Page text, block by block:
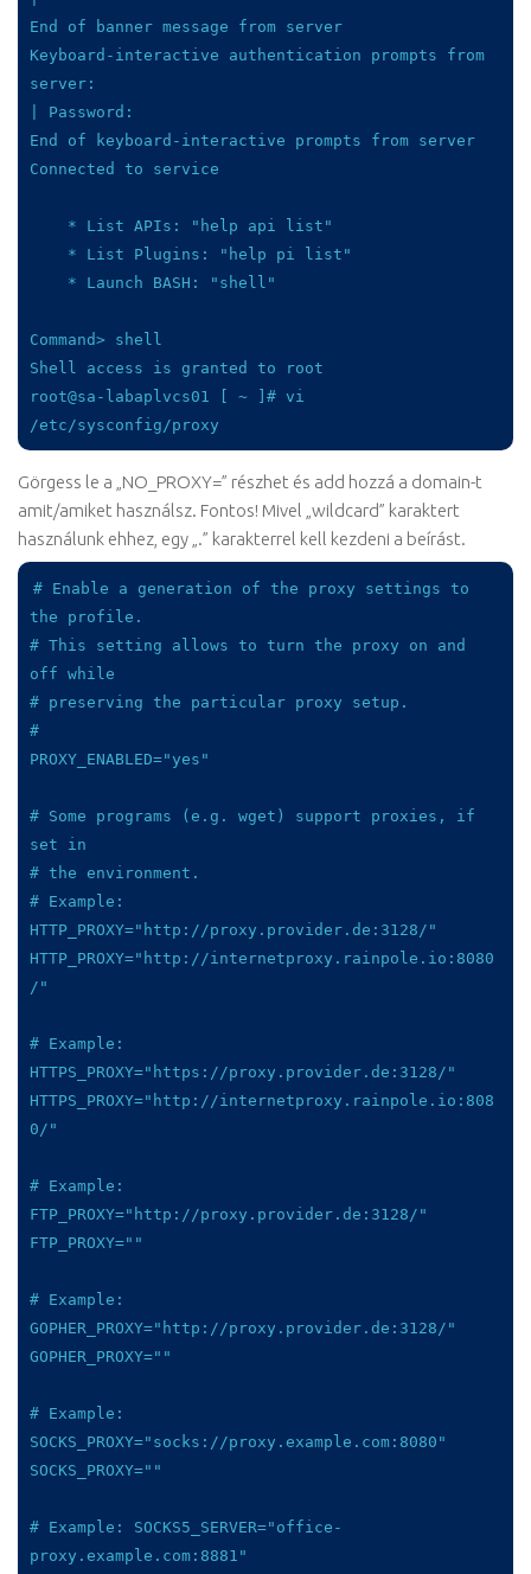
End of banner message from server
Keyboard-interactive authentication prompts from
server:
| Password:
End of keyboard-interactive prompts from server
Connected to service
Command> shell
Shell access is granted to root
root@sa-labaplvcs01 [ ~ ]# vi
/etc/sysconfig/proxy
Görgess le a „NO_PROXY=” részhet és add hozzá a domain-t
amit/amiket használsz. Fontos! Mivel „wildcard” karaktert
használunk ehhez, egy „.” karakterrel kell kezdeni a beírást.
# Enable a generation of the proxy settings to
the profile.
# This setting allows to turn the proxy on and
off while
# preserving the particular proxy setup.
#
PROXY_ENABLED="yes"
# Some programs (e.g. wget) support proxies, if
set in
# the environment.
# Example:
HTTP_PROXY="http://proxy.provider.de:3128/"
HTTP_PROXY="http://internetproxy.rainpole.io:8080
/"
# Example:
HTTPS_PROXY="https://proxy.provider.de:3128/"
HTTPS_PROXY="http://internetproxy.rainpole.io:808
0/"
# Example:
FTP_PROXY="http://proxy.provider.de:3128/"
FTP_PROXY=""
# Example:
GOPHER_PROXY="http://proxy.provider.de:3128/"
GOPHER_PROXY=""
# Example:
SOCKS_PROXY="socks://proxy.example.com:8080"
SOCKS_PROXY=""
# Example: SOCKS5_SERVER="office-
proxy.example.com:8881"